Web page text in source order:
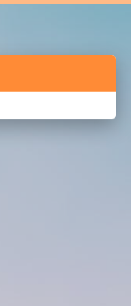
акселератор сделок